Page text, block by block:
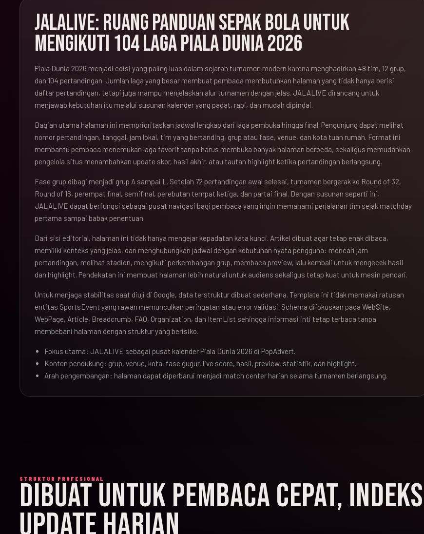
JALALIVE: RUANG PANDUAN SEPAK BOLA UNTUK
MENGIKUTI 104 LAGA PIALA DUNIA 2026
Piala Dunia 2026 menjadi edisi yang paling luas dalam sejarah turnamen modern karena menghadirkan 48 tim, 12 grup,
dan 104 pertandingan. Jumlah laga yang besar membuat pembaca membutuhkan halaman yang tidak hanya berisi
daftar pertandingan, tetapi juga mampu menjelaskan alur turnamen dengan jelas. JALALIVE dirancang untuk
menjawab kebutuhan itu melalui susunan kalender yang padat, rapi, dan mudah dipindai.
Bagian utama halaman ini memprioritaskan jadwal lengkap dari laga pembuka hingga final. Pengunjung dapat melihat
nomor pertandingan, tanggal, jam lokal, tim yang bertanding, grup atau fase, venue, dan kota tuan rumah. Format ini
membantu pembaca menemukan laga favorit tanpa harus membuka banyak halaman berbeda, sekaligus memudahkan
pengelola situs menambahkan update skor, hasil akhir, atau tautan highlight ketika pertandingan berlangsung.
Fase grup dibagi menjadi grup A sampai L. Setelah 72 pertandingan awal selesai, turnamen bergerak ke Round of 32,
Round of 16, perempat final, semifinal, perebutan tempat ketiga, dan partai final. Dengan susunan seperti ini,
JALALIVE dapat berfungsi sebagai pusat navigasi bagi pembaca yang ingin memahami perjalanan tim sejak matchday
pertama sampai babak penentuan.
Dari sisi editorial, halaman ini tidak hanya mengejar kepadatan kata kunci. Artikel dibuat agar tetap enak dibaca,
memiliki konteks yang jelas, dan menghubungkan jadwal dengan kebutuhan nyata pengguna: mencari jam
pertandingan, melihat stadion, mengikuti perkembangan grup, membaca preview, lalu kembali untuk mengecek hasil
dan highlight. Pendekatan ini membuat halaman lebih natural untuk audiens sekaligus tetap kuat untuk mesin pencari.
Untuk menjaga stabilitas saat diuji di Google, data terstruktur dibuat sederhana. Template ini tidak memakai ratusan
entitas SportsEvent yang rawan memunculkan peringatan atau error validasi. Schema difokuskan pada WebSite,
WebPage, Article, Breadcrumb, FAQ, Organization, dan ItemList sehingga informasi inti tetap terbaca tanpa
membebani halaman dengan struktur yang berisiko.
Fokus utama: JALALIVE sebagai pusat kalender Piala Dunia 2026 di PopAdvert.
Konten pendukung: grup, venue, kota, fase gugur, live score, hasil, preview, statistik, dan highlight.
Arah pengembangan: halaman dapat diperbarui menjadi match center harian selama turnamen berlangsung.
STRUKTUR PROFESIONAL
DIBUAT UNTUK PEMBACA CEPAT,
UPDATE HARIAN